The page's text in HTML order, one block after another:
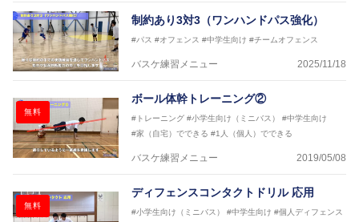
2016年U12ナショナルキャンプヘッドコーチ
2016年U13ナショナルキャンプヘッドコーチ
2016年男子日本代表サポートコーチ
2017年U12ナショナルキャンプヘッドコーチ
2017年U13ナショナルキャンプヘッドコーチ
2018年U22日本代表スプリングキャンプアドバイザ
リーコーチ
2018年U12ナショナルキャンプヘッドコーチ
2018年U13ナショナルキャンプヘッドコーチ
2018年～2021年男子日本代表サポートコーチ
制約あり3対3（ワンハンドパス強化）
#パス #オフェンス #中学生向け #チームオフェンス
バスケ練習メニュー 2025/11/18
無料
ボール体幹トレーニング②
#トレーニング #小学生向け（ミニバス）
#中学生向け
#家（自宅）でできる #1人（個人）でできる
バスケ練習メニュー 2019/05/08
無料
ディフェンスコンタクトドリル 応用
#小学生向け（ミニバス） #中学生向け #個人ディフェンス